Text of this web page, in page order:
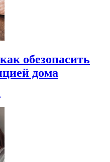
обезопасить
дома